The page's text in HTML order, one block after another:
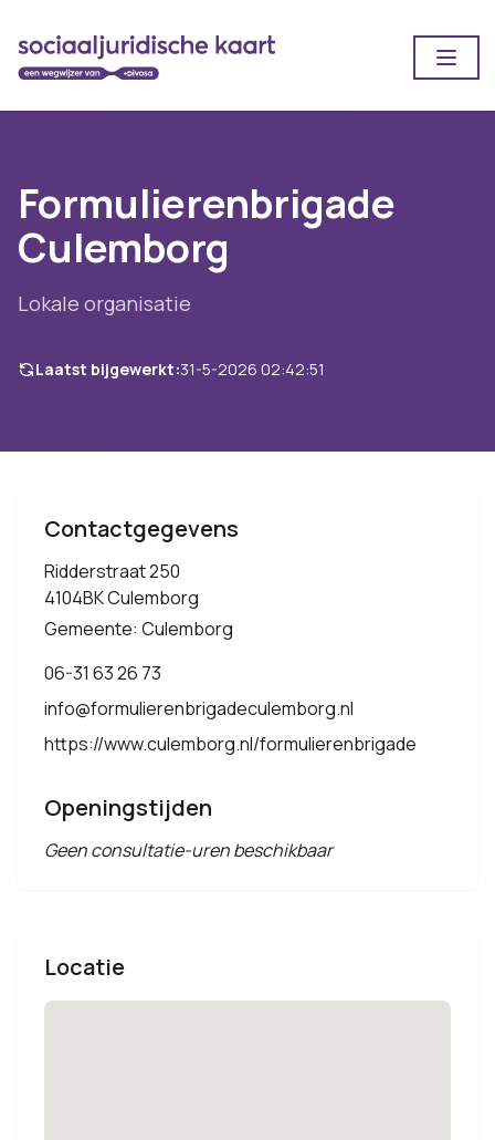
Formulierenbrigade
Culemborg
Lokale organisatie
Laatst bijgewerkt:31-5-2026 02:42:51
Contactgegevens
Ridderstraat 250
4104BK Culemborg
Gemeente: Culemborg
06-31 63 26 73
info@formulierenbrigadeculemborg.nl
https://www.culemborg.nl/formulierenbrigade
Openingstijden
Geen consultatie-uren beschikbaar
Locatie